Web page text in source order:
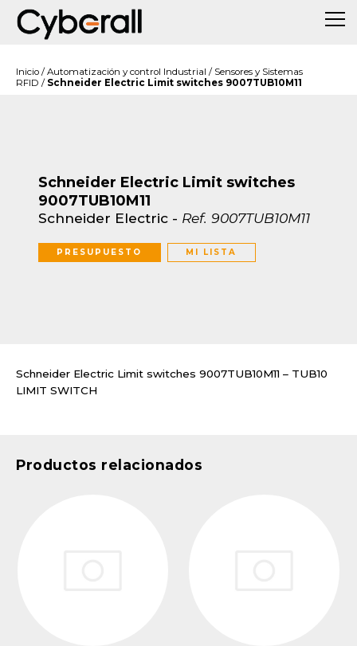
Inicio / Automatización y control Industrial / Sensores y Sistemas
RFID / Schneider Electric Limit switches 9007TUB10M11
Schneider Electric Limit switches
9007TUB10M11
Schneider Electric - Ref. 9007TUB10M11
PRESUPUESTO MI LISTA
Schneider Electric Limit switches 9007TUB10M11 – TUB10
LIMIT SWITCH
Productos relacionados